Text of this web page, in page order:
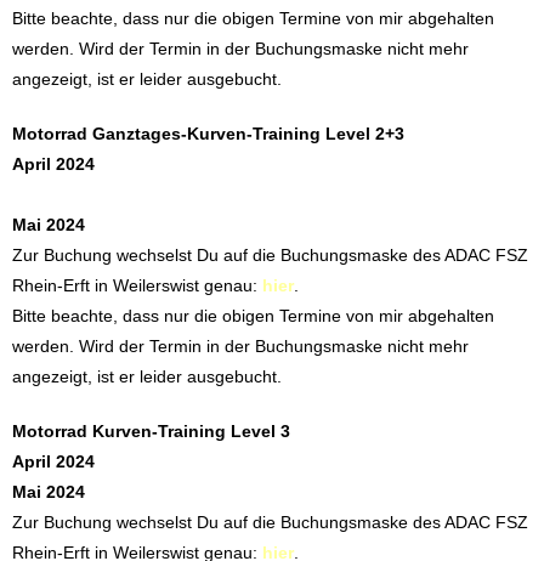
Bitte beachte, dass nur die obigen Termine von mir abgehalten
werden. Wird der Termin in der Buchungsmaske nicht mehr
angezeigt, ist er leider ausgebucht.
Motorrad Ganztages-Kurven-Training Level 2+3
April 2024
Mai 2024
Zur Buchung wechselst Du auf die Buchungsmaske des ADAC FSZ
Rhein-Erft in Weilerswist genau: hier
Bitte beachte, dass nur die obigen Termine von mir abgehalten
werden. Wird der Termin in der Buchungsmaske nicht mehr
angezeigt, ist er leider ausgebucht.
Motorrad Kurven-Training Level 3
April 2024
Mai 2024
Zur Buchung wechselst Du auf die Buchungsmaske des ADAC FSZ
Rhein-Erft in Weilerswist genau: hier